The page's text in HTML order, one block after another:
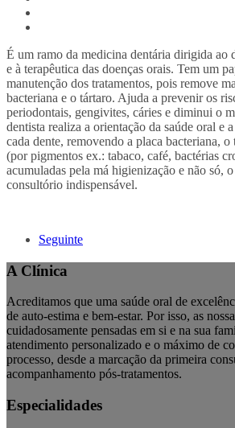
É um ramo da medicina dentária dirigida ao
e à terapêutica das doenças orais. Tem um
manutenção dos tratamentos, pois remove
bacteriana e o tártaro. Ajuda a prevenir os
periodontais, gengivites, cáries e diminui o
dentista realiza a orientação da saúde oral e
cada dente, removendo a placa bacteriana, o
(por pigmentos ex.: tabaco, café, bactérias
acumuladas pela má higienização e não só,
consultório indispensável.
Seguinte
A Clínica
Acreditamos que uma saúde oral de
de auto-estima e bem-estar. Por isso, as
cuidadosamente pensadas em si e na sua
atendimento personalizado e o máximo de
processo, desde a marcação da primeira
acompanhamento pós-tratamentos.
Especialidades